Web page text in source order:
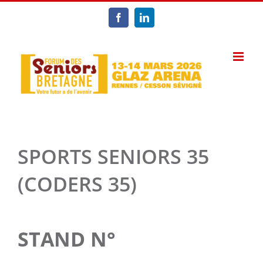
Passer
FacebookLinkedIn
SPORTS SENIORS 35
(CODERS 35)
STAND N°